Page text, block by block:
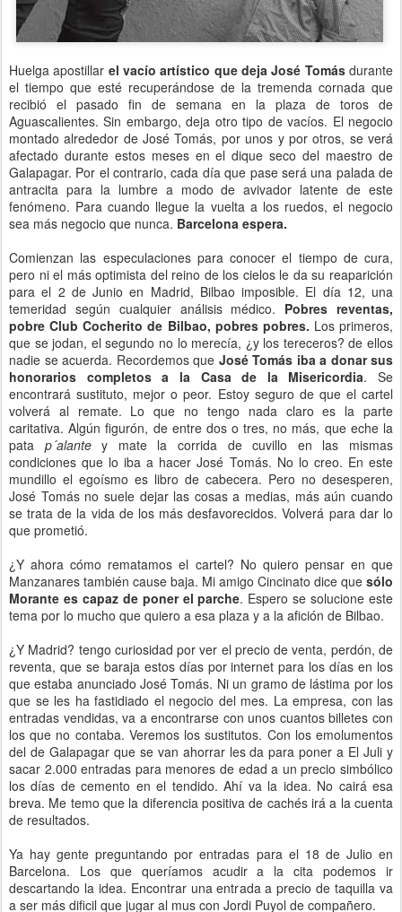
Huelga apostillar el vacío artístico que deja José Tomásdurante
el tiempo que esté recuperándose de la tremenda cornada que
recibió el pasado fin de semana en la plaza de toros de
Aguascalientes. Sin embargo, deja otro tipo de vacíos. El negocio
montado alrededor de José Tomás, por unos y por otros, se verá
afectado durante estos meses en el dique seco del maestro de
Galapagar. Por el contrario, cada día que pase será una palada de
antracita para la lumbre a modo de avivador latente de este
fenómeno. Para cuando llegue la vuelta a los ruedos, el negocio
sea más negocio que nunca. Barcelona espera.
Comienzan las especulaciones para conocer el tiempo de cura,
pero ni el más optimista del reino de los cielos le da su reaparición
para el 2 de Junio en Madrid, Bilbao imposible. El día 12, una
temeridad según cualquier análisis médico. Pobres reventas,
pobre Club Cocherito de Bilbao, pobres pobres. Los primeros,
que se jodan, el segundo no lo merecía, ¿y los tereceros? de ellos
nadie se acuerda. Recordemos que José Tomás iba a donar sus
honorarios completos a la Casa de la Misericordia. Se
encontrará sustituto, mejor o peor. Estoy seguro de que el cartel
volverá al remate. Lo que no tengo nada claro es la parte
caritativa. Algún figurón, de entre dos o tres, no más, que eche la
pata p´alantey mate la corrida de cuvillo en las mismas
condiciones que lo iba a hacer José Tomás. No lo creo. En este
mundillo el egoísmo es libro de cabecera. Pero no desesperen,
José Tomás no suele dejar las cosas a medias, más aún cuando
se trata de la vida de los más desfavorecidos. Volverá para dar lo
que prometió.
¿Y ahora cómo rematamos el cartel? No quiero pensar en que
Manzanares también cause baja. Mi amigo Cincinato dice que sólo
Morante es capaz de poner el parche. Espero se solucione este
tema por lo mucho que quiero a esa plaza y a la afición de Bilbao.
¿Y Madrid? tengo curiosidad por ver el precio de venta, perdón, de
reventa, que se baraja estos días por internet para los días en los
que estaba anunciado José Tomás. Ni un gramo de lástima por los
que se les ha fastidiado el negocio del mes. La empresa, con las
entradas vendidas, va a encontrarse con unos cuantos billetes con
los que no contaba. Veremos los sustitutos. Con los emolumentos
del de Galapagar que se van ahorrar les da para poner a El Juli y
sacar 2.000 entradas para menores de edad a un precio simbólico
los días de cemento en el tendido. Ahí va la idea. No cairá esa
breva. Me temo que la diferencia positiva de cachés irá a la cuenta
de resultados.
Ya hay gente preguntando por entradas para el 18 de Julio en
Barcelona. Los que queríamos acudir a la cita podemos ir
descartando la idea. Encontrar una entrada a precio de taquilla va
a ser más dificil que jugar al mus con Jordi Puyol de compañero.